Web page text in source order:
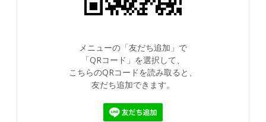
メニューの「友だち追加」で
「QRコード」を選択して、
こちらのQRコードを読み取ると、
友だち追加できます。